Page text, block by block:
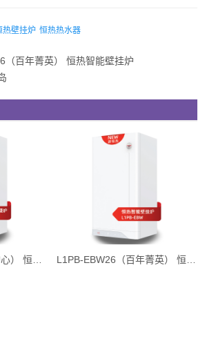
热壁挂炉 恒热热水器
（百年菁英） 恒热智能壁挂炉